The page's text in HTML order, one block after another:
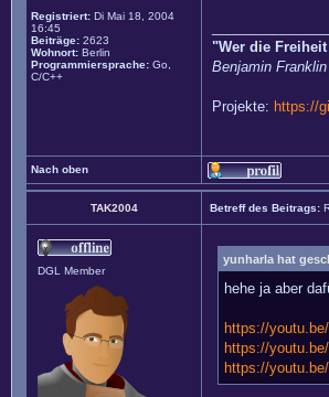
Registriert: Di Mai 18, 2004
16:45
Beiträge: 2623
Wohnort: Berlin
Programmiersprache: Go,
C/C++
"Wer die
Benjamin Franklin
Projekte: https://
Nach oben
TAK2004 Betreff des Beitrags:
DGL Member
yunharla hat
hehe ja aber
https://
https://
https://